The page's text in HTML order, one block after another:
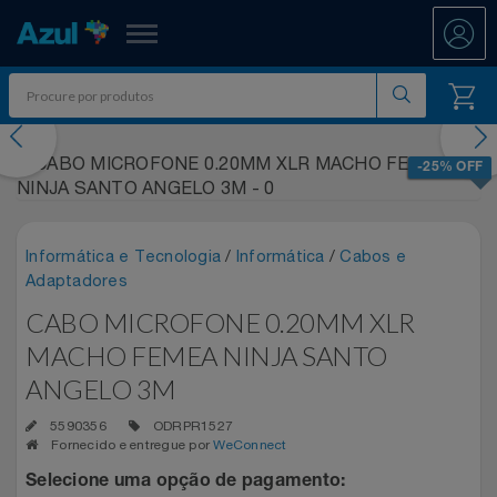
Azul Fidelidade
Shopping
7.8 PAYDAY
ATÉ 50% OFF DIA DOS PAIS
CASAS BAHIA 8.8
DIA DOS PAIS ATÉ 60% OFF
ENTRETENIMENTO PARA TODOS
Departamentos
Ar E Ventilação
Artigos Para Festa
Áudio E Som
Resgate
All Accor
Asics
Acumule Pontos
Abastece Aí
Meu Resgate Favorito
-25% OFF
Informática e Tecnologia/ Informática / Cabos e
Adaptadores
CABO MICROFONE 0.20MM XLR
MACHO FEMEA NINJA SANTO
ANGELO 3M
5590356
ODRPR1527
Fornecido e entregue porWeConnect
Selecione uma opção de pagamento: